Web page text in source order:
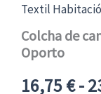
Textil
Colcha de
Oporto
16,75€-